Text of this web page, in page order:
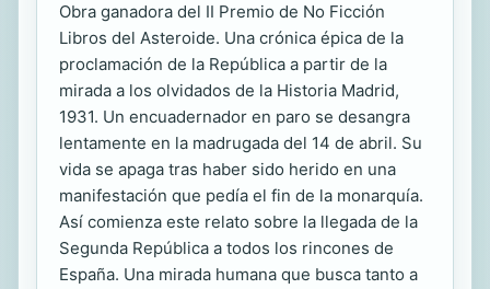
Obra ganadora del II Premio de No Ficción
Libros del Asteroide. Una crónica épica de la
proclamación de la República a partir de la
mirada a los olvidados de la Historia Madrid,
1931. Un encuadernador en paro se desangra
lentamente en la madrugada del 14 de abril. Su
vida se apaga tras haber sido herido en una
manifestación que pedía el fin de la monarquía.
Así comienza este relato sobre la llegada de la
Segunda República a todos los rincones de
España. Una mirada humana que busca tanto a